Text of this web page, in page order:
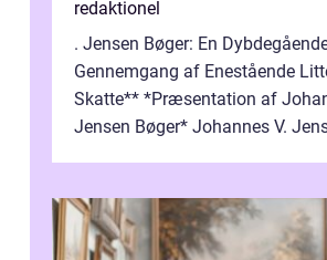
redaktionel
. Jensen Bøger: En
Gennemgang af Enestående
Skatte** *Præsentation af
Jensen Bøger* Johannes V.